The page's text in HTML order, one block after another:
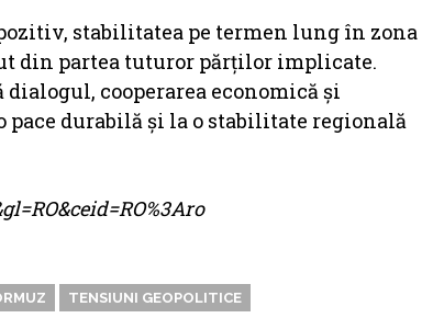
stabilitatea pe termen lung în zona
din partea tuturor părților implicate.
cooperarea economică și
pace durabilă și la o stabilitate regională
TENSIUNI GEOPOLITICE